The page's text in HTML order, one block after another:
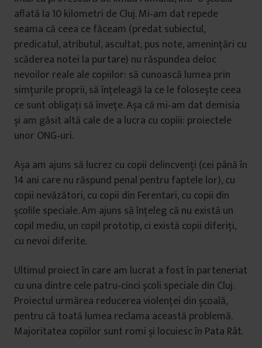
aflată la 10 kilometri de Cluj. Mi‑am dat repede
seama că ceea ce făceam (predat subiectul,
predicatul, atributul, ascultat, pus note, amenințări cu
scăderea notei la purtare) nu răspundea deloc
nevoilor reale ale copiilor: să cunoască lumea prin
simțurile proprii, să înțeleagă la ce le folosește ceea
ce sunt obligați să învețe. Așa că mi‑am dat demisia
și am găsit altă cale de a lucra cu copiii: proiectele
unor ONG‑uri.
Așa am ajuns să lucrez cu copii delincvenți (cei până în
14 ani care nu răspund penal pentru faptele lor), cu
copii nevăzători, cu copii din Ferentari, cu copii din
școlile speciale. Am ajuns să înțeleg că nu există un
copil mediu, un copil prototip, ci există copii diferiți,
cu nevoi diferite.
Ultimul proiect în care am lucrat a fost în parteneriat
cu una dintre cele patru‑cinci școli speciale din Cluj.
Proiectul urmărea reducerea violenței din școală,
pentru că toată lumea reclama această problemă.
Majoritatea copiilor sunt romi și locuiesc în Pata Rât.